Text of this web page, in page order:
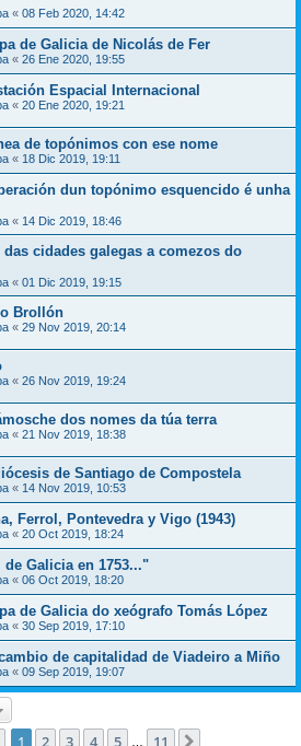
« 08 Feb 2020, 14:42
de Galicia de Nicolás de Fer
« 26 Ene 2020, 19:55
Espacial Internacional
« 20 Ene 2020, 19:21
de topónimos con ese nome
« 18 Dic 2019, 19:11
dun topónimo esquencido é unha
« 14 Dic 2019, 18:46
cidades galegas a comezos do
« 01 Dic 2019, 19:15
Brollón
« 29 Nov 2019, 20:14
« 26 Nov 2019, 19:24
dos nomes da túa terra
« 21 Nov 2019, 18:38
de Santiago de Compostela
« 14 Nov 2019, 10:53
Ferrol, Pontevedra y Vigo (1943)
« 20 Oct 2019, 18:24
Galicia en 1753..."
« 06 Oct 2019, 18:20
de Galicia do xeógrafo Tomás López
« 30 Sep 2019, 17:10
de capitalidad de Viadeiro a Miño
« 09 Sep 2019, 19:07
Página de 11
1 2 3 4 5 11